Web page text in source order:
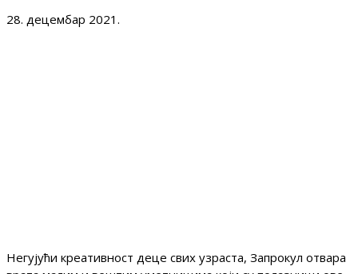
28. децембар 2021.
Негујући креативност деце свих узраста, Запрокул отвара